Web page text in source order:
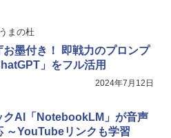
まの杜
お墨付き！ 即戦力のプロンプ
」をフル活用
2024年7月12日
クAI「NotebookLM」が音声
～YouTubeリンクも学習